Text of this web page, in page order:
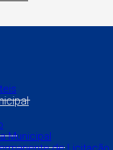
Municipal